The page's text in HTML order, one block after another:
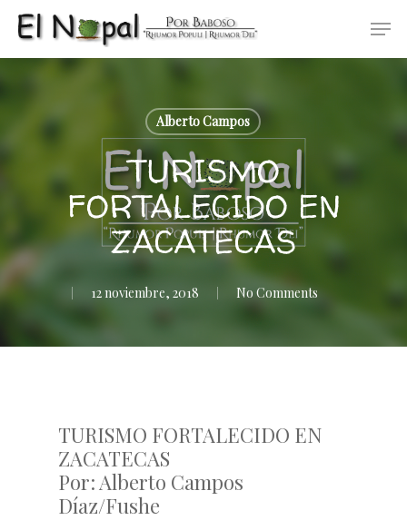
Skip
main
content
Alberto Campos
TURISMO
FORTALECIDO EN
ZACATECAS
12 noviembre, 2018 No Comments
TURISMO FORTALECIDO EN
ZACATECAS
Por: Alberto Campos
Díaz/Fushe